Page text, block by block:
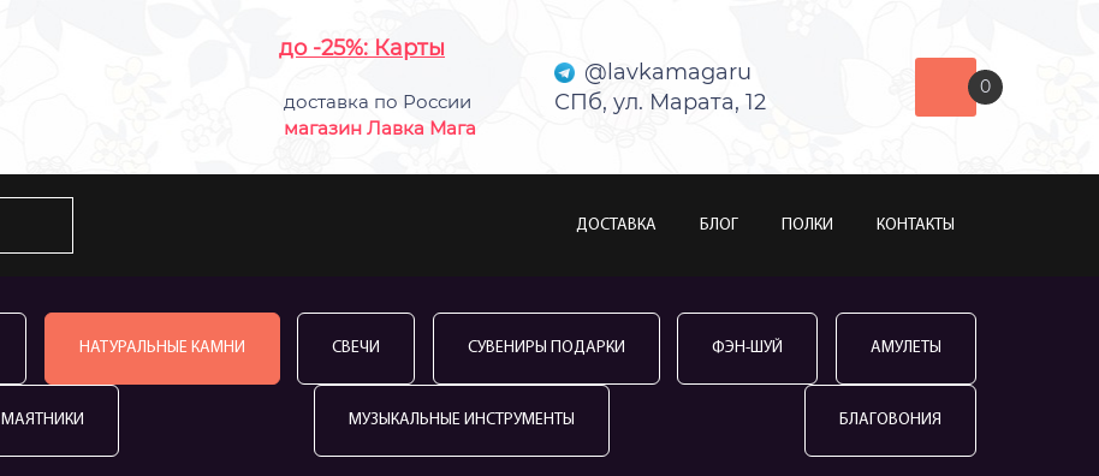
до -25%: Карты
доставка по России
магазин Лавка Мага
@lavkamagaru
СПб, ул. Марата, 12
0
ДОСТАВКА БЛОГ ПОЛКИ КОНТАКТЫ
НАТУРАЛЬНЫЕ КАМНИ СВЕЧИ СУВЕНИРЫ ПОДАРКИ ФЭН-ШУЙ АМУЛЕТЫ
МАЯТНИКИ МУЗЫКАЛЬНЫЕ ИНСТРУМЕНТЫ БЛАГОВОНИЯ